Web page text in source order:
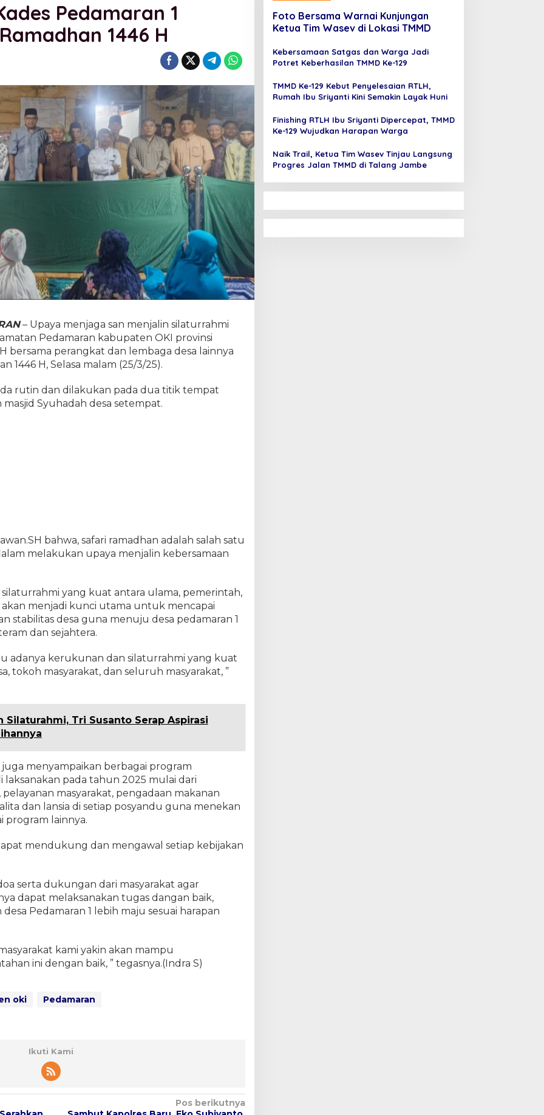
Pedamaran 1
1446 H
– Upaya menjaga san menjalin silaturrahmi
Pedamaran kabupaten OKI provinsi
bersama perangkat dan lembaga desa lainnya
1446 H, Selasa malam (25/3/25).
rutin dan dilakukan pada dua titik tempat
Syuhadah desa setempat.
bahwa, safari ramadhan adalah salah satu
melakukan upaya menjalin kebersamaan
yang kuat antara ulama, pemerintah,
menjadi kunci utama untuk mencapai
stabilitas desa guna menuju desa pedamaran 1
dan sejahtera.
adanya kerukunan dan silaturrahmi yang kuat
tokoh masyarakat, dan seluruh masyarakat, ”
Silaturahmi, Tri Susanto Serap Aspirasi
menyampaikan berbagai program
laksanakan pada tahun 2025 mulai dari
masyarakat, pengadaan makanan
dan lansia di setiap posyandu guna menekan
program lainnya.
mendukung dan mengawal setiap kebijakan
serta dukungan dari masyarakat agar
dapat melaksanakan tugas dangan baik,
Pedamaran 1 lebih maju sesuai harapan
kami yakin akan mampu
ini dengan baik, ” tegasnya.(Indra S)
oki Pedamaran
Ikuti Kami
Pos berikutnya
Foto Bersama Warnai Kunjungan
Ketua Tim Wasev di Lokasi TMMD
Kebersamaan Satgas dan Warga Jadi
Potret Keberhasilan TMMD Ke-129
TMMD Ke-129 Kebut Penyelesaian RTLH,
Rumah Ibu Sriyanti Kini Semakin Layak Huni
Finishing RTLH Ibu Sriyanti Dipercepat, TMMD
Ke-129 Wujudkan Harapan Warga
Naik Trail, Ketua Tim Wasev Tinjau Langsung
Progres Jalan TMMD di Talang Jambe